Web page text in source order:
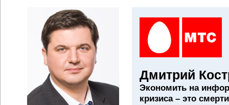
Дмитрий
Экономить на
кризиса – это